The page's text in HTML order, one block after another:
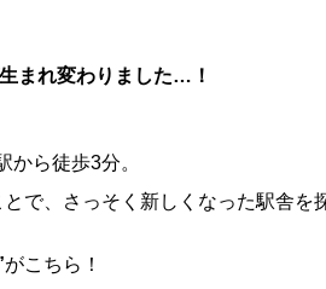
まれ変わりました…！
から徒歩3分。
で、さっそく新しくなった駅舎を
がこちら！